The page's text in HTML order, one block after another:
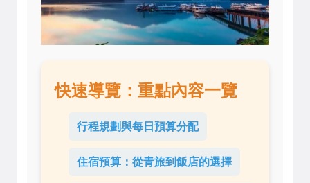
快速導覽：重點內容一覽
行程規劃與每日預算分配
住宿預算：從青旅到飯店的選擇